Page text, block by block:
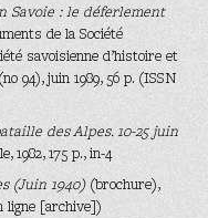
Savoie : le déferlement
de la Société
savoisienne d’histoire et
94), juin 1989, 56 p. (ISSN
des Alpes. 10-25 juin
1982, 175 p., in-4
(Juin 1940)(brochure),
ligne [archive])